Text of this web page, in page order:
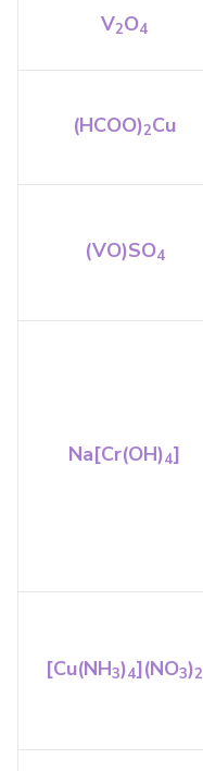
V2O4
(HCOO)2Cu
(VO)SO4
Na[Cr(OH)4]
[Cu(NH3)4](NO3)2